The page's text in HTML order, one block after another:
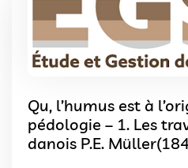
Qu, l’humus est à l’origine de la
pédologie – 1. Les
danois P.E.